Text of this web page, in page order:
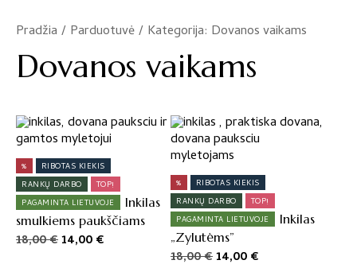
Pradžia / Parduotuvė/ Kategorija: Dovanos vaikams
Dovanos vaikams
%
RIBOTAS KIEKIS
RANKŲ DARBO
TOP!
PAGAMINTA LIETUVOJE
Inkilas
smulkiems paukščiams
18,00€Original
14,00€
%
RIBOTAS KIEKIS
RANKŲ DARBO
TOP!
PAGAMINTA LIETUVOJE
Inkilas
„Zylutėms”
18,00€Original
14,00€